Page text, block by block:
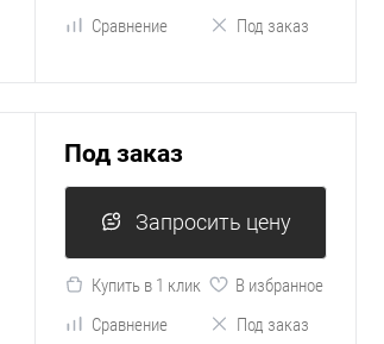
Сравнение
Под заказ
Под заказ
Запросить цену
Купить в 1 клик
В избранное
Сравнение
Под заказ